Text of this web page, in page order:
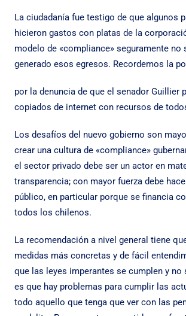
La ciudadanía fue testigo de que algunos
hicieron gastos con platas de la
modelo de «compliance» seguramente no
generado esos egresos. Recordemos la
por la denuncia de que el senador Guillier
copiados de internet con recursos de
Los desafíos del nuevo gobierno son
crear una cultura de «compliance»
el sector privado debe ser un actor en
transparencia; con mayor fuerza debe
público, en particular porque se financia
todos los chilenos.
La recomendación a nivel general tiene
medidas más concretas y de fácil
que las leyes imperantes se cumplen y no
es que hay problemas para cumplir las
todo aquello que tenga que ver con las